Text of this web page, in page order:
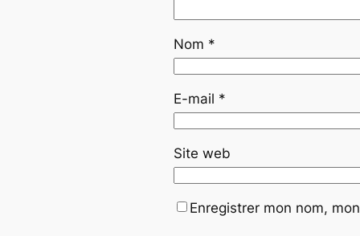
Nom *
E-mail *
Site web
Enregistrer mon nom,